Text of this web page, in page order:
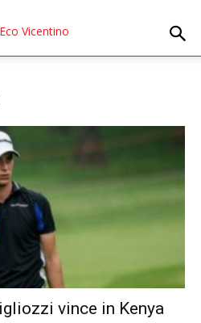
vince in Kenya